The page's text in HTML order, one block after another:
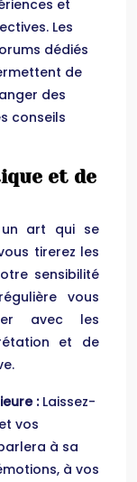
et
Les
dédiés
de
des
conseils
et de
art qui se
tirerez les
sensibilité
vous
avec les
et de
: Laissez-
vos
à sa
à vos